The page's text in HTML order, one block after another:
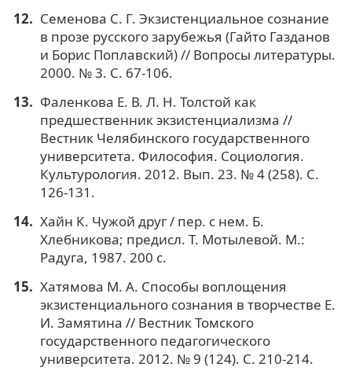
Семенова С. Г. Экзистенциальное сознание
в прозе русского зарубежья (Гайто Газданов
и Борис Поплавский) // Вопросы литературы.
2000. № 3. С. 67-106.
Фаленкова Е. В. Л. Н. Толстой как
предшественник экзистенциализма //
Вестник Челябинского государственного
университета. Философия. Социология.
Культурология. 2012. Вып. 23. № 4 (258). С.
126-131.
Хайн К. Чужой друг / пер. с нем. Б.
Хлебникова; предисл. Т. Мотылевой. М.:
Радуга, 1987. 200 с.
Хатямова М. А. Способы воплощения
экзистенциального сознания в творчестве Е.
И. Замятина // Вестник Томского
государственного педагогического
университета. 2012. № 9 (124). С. 210-214.